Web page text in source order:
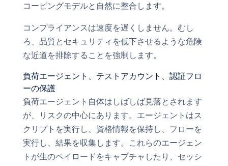
コーピングモデルと自然に整合します。
コンプライアンスは速度を遅くしません。むし
ろ、品質とセキュリティを低下させるような危険
な近道を排除することを強制します。
負荷エージェント、テストアカウント、認証フロ
ーの保護
負荷エージェント自体はしばしば見落とされます
が、リスクの中心にあります。エージェントはス
クリプトを実行し、資格情報を保持し、フローを
実行し、結果を収集します。これらのエージェン
トが生のペイロードをキャプチャしたり、セッシ